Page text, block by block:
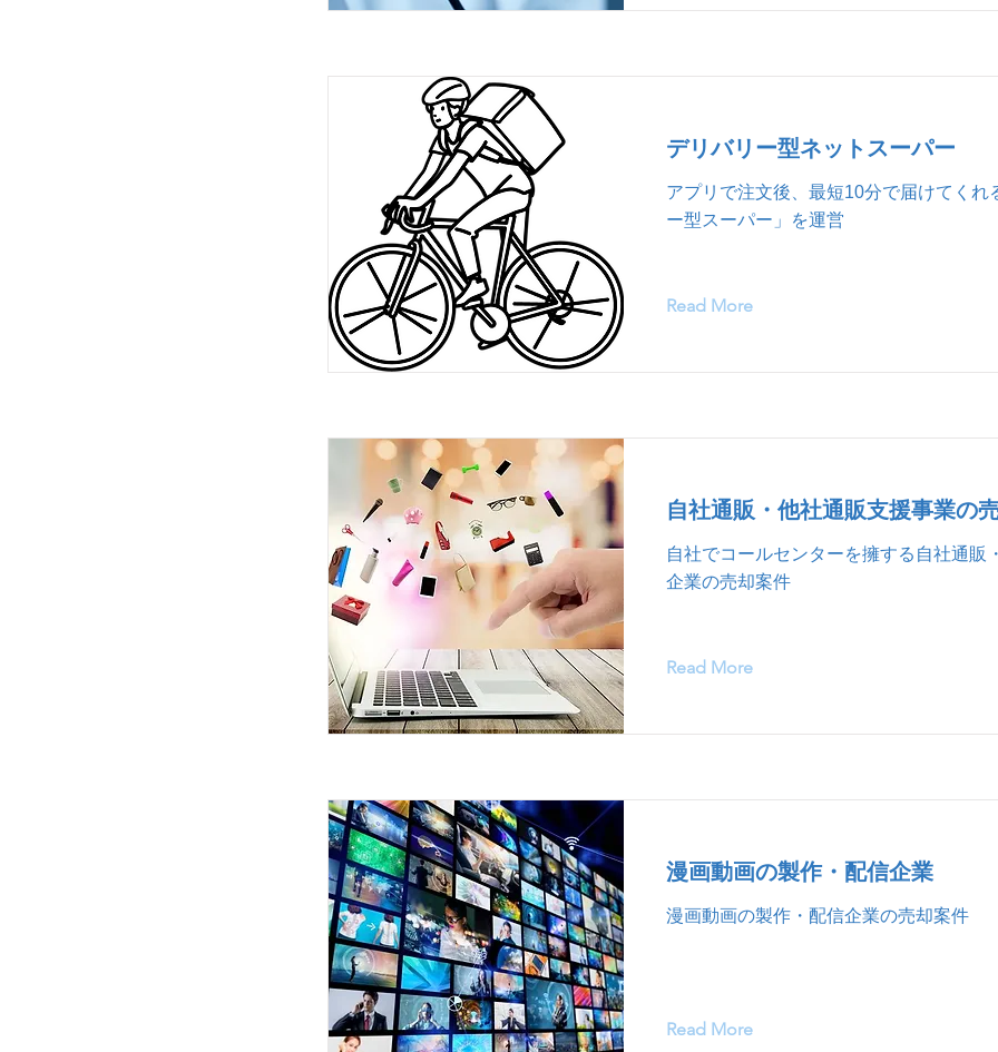
デリバリー型ネットスーパー
アプリで注文後、最短10分で届けてくれ
ー型スーパー」を運営
Read More
自社通販・他社通販支援事業の
自社でコールセンターを擁する自社通販
企業の売却案件
Read More
漫画動画の製作・配信企業
漫画動画の製作・配信企業の売却案件
Read More